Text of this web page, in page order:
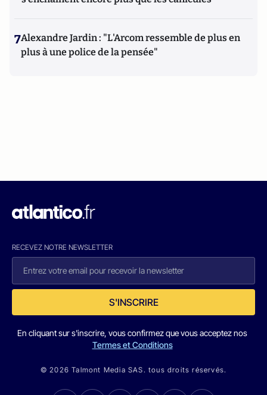
7Alexandre Jardin : "L'Arcom ressemble de plus en
plus à une police de la pensée"
RECEVEZ NOTRE NEWSLETTER
S'INSCRIRE
En cliquant sur s'inscrire, vous confirmez que vous acceptez nos
Termes et Conditions
© 2026 Talmont Media SAS. tous droits réservés.